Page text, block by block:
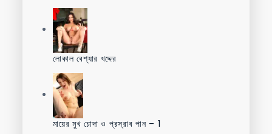
লোকাল বেশ্যার খদ্দের
মায়ের মুখ চোদা ও প্রস্রাব পান – 1